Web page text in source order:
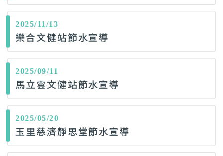
2025/11/13
樂合文健站節水宣導
2025/09/11
馬立雲文健站節水宣導
2025/05/20
玉里慈濟靜思堂節水宣導